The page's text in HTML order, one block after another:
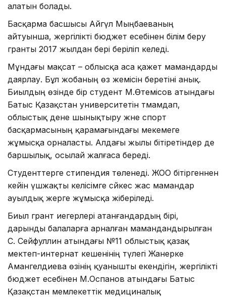
алатын болады.
Басқарма басшысы Айгүл Мыңбаеваның
айтуынша, жергілікті бюджет есебінен білім беру
гранты 2017 жылдан бері беріліп келеді.
Мұндағы мақсат – облысқа аса қажет мамандарды
даярлау. Бұл жобаның өз жемісін беретіні анық.
Биылдың өзінде бір студент М.Өтемісов атындағы
Батыс Қазақстан университетін тәмамдап,
облыстық дене шынықтыру және спорт
басқармасының қарамағындағы мекемеге
жұмысқа орналасты. Алдағы жылы бітіретіндер де
баршылық, осылай жалғаса береді.
Студенттерге стипендия төленеді. ЖОО бітіргеннен
кейін үшжақты келісімге сәйкес жас мамандар
ауылдық жерге жұмысқа жіберіледі.
Биыл грант иегерлері атанғандардың бірі,
дарынды балаларға арналған мамандандырылған
С. Сейфуллин атындағы №11 облыстық қазақ
мектеп-интернат кешенінің түлегі Жанерке
Амангелдиева өзінің қуанышты екендігін, жергілікті
бюджет есебінен М.Оспанов атындағы Батыс
Қазақстан мемлекеттік медициналық